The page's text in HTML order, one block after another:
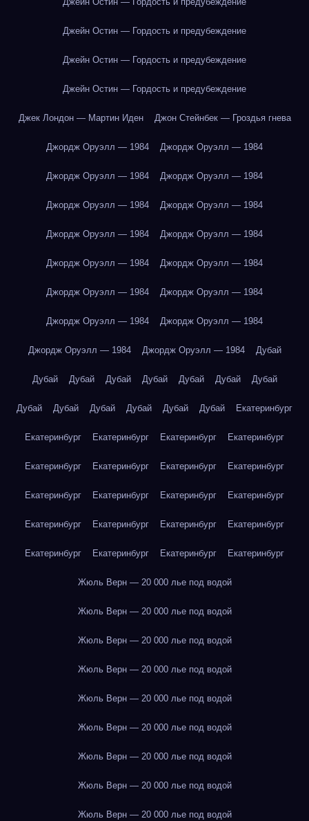
Джейн Остин — Гордость и предубеждение
Джейн Остин — Гордость и предубеждение
Джейн Остин — Гордость и предубеждение
Джек Лондон — Мартин Иден Джон Стейнбек — Гроздья гнева
Джордж Оруэлл — 1984 Джордж Оруэлл — 1984
Джордж Оруэлл — 1984 Джордж Оруэлл — 1984
Джордж Оруэлл — 1984 Джордж Оруэлл — 1984
Джордж Оруэлл — 1984 Джордж Оруэлл — 1984
Джордж Оруэлл — 1984 Джордж Оруэлл — 1984
Джордж Оруэлл — 1984 Джордж Оруэлл — 1984
Джордж Оруэлл — 1984 Джордж Оруэлл — 1984
Джордж Оруэлл — 1984 Джордж Оруэлл — 1984 Дубай
Дубай Дубай Дубай Дубай Дубай Дубай Дубай
Дубай Дубай Дубай Дубай Дубай Дубай Екатеринбург
Екатеринбург Екатеринбург Екатеринбург Екатеринбург
Екатеринбург Екатеринбург Екатеринбург Екатеринбург
Екатеринбург Екатеринбург Екатеринбург Екатеринбург
Екатеринбург Екатеринбург Екатеринбург Екатеринбург
Екатеринбург Екатеринбург Екатеринбург Екатеринбург
Жюль Верн — 20 000 лье под водой
Жюль Верн — 20 000 лье под водой
Жюль Верн — 20 000 лье под водой
Жюль Верн — 20 000 лье под водой
Жюль Верн — 20 000 лье под водой
Жюль Верн — 20 000 лье под водой
Жюль Верн — 20 000 лье под водой
Жюль Верн — 20 000 лье под водой
Жюль Верн — 20 000 лье под водой